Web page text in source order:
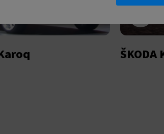
ŠKODA